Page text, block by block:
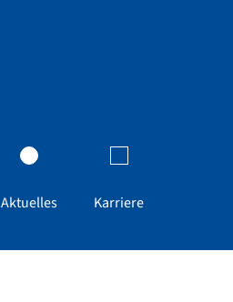
Aktuelles Karriere